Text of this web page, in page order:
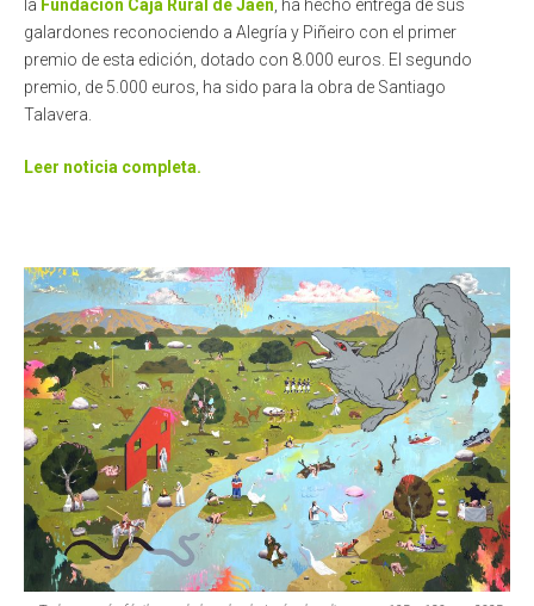
la Fundación Caja Rural de Jaén , ha hecho entrega de sus
galardones reconociendo a Alegría y Piñeiro con el primer
premio de esta edición, dotado con 8.000 euros. El segundo
premio, de 5.000 euros, ha sido para la obra de Santiago
Talavera.
Leer noticia completa.